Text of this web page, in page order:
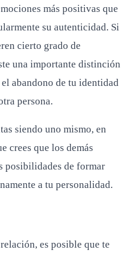
más positivas que
su autenticidad. Si
cierto grado de
una importante distinción
abandono de tu identidad
persona.
siendo uno mismo, en
crees que los demás
posibilidades de formar
a tu personalidad.
es posible que te